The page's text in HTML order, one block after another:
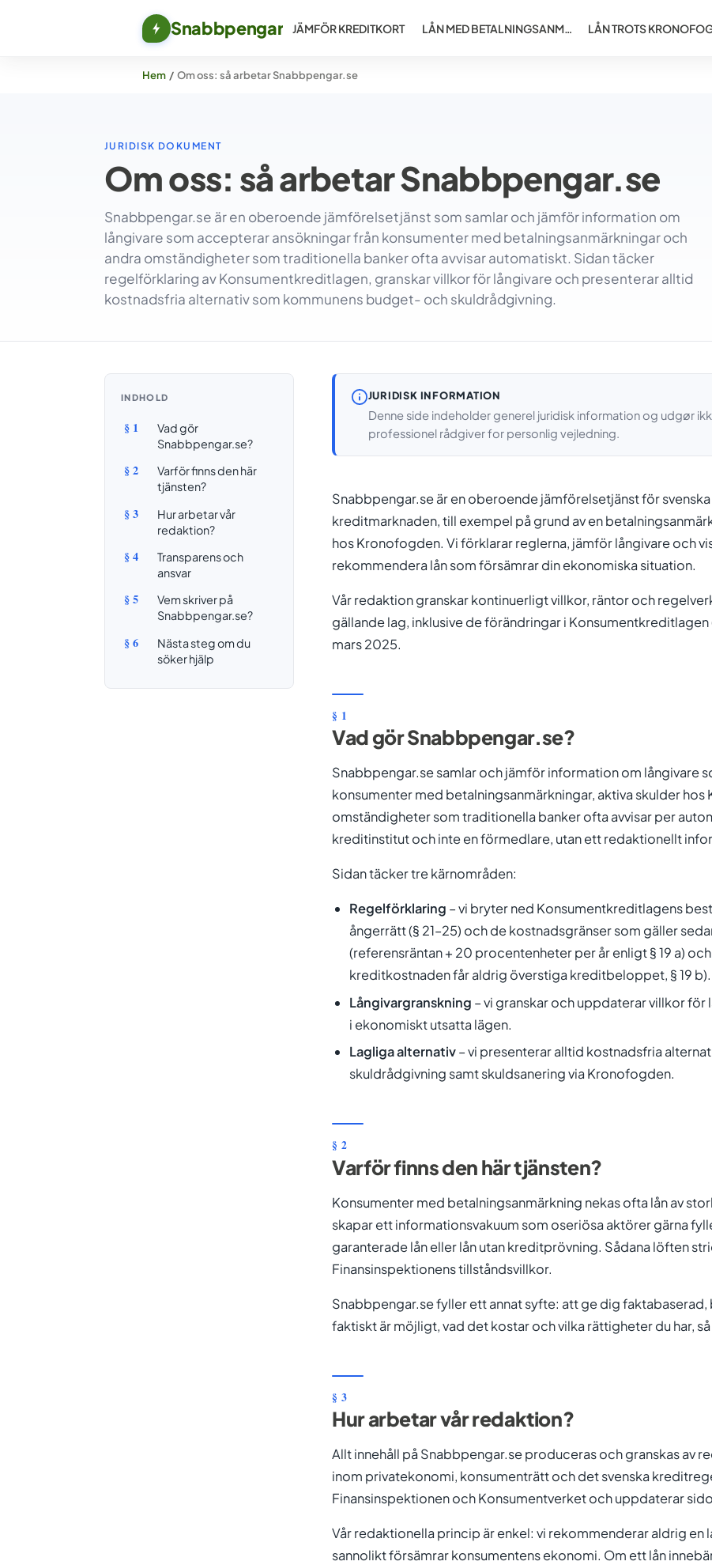
Snabbpengar JÄMFÖR KREDITKORT LÅN MED BETALNINGSANM… LÅN TROTS
Hem / Om oss: så arbetar Snabbpengar.se
JURIDISK DOKUMENT
Om oss: så arbetar Snabbpengar.se
Snabbpengar.se är en oberoende jämförelsetjänst som samlar och jämför information om
långivare som accepterar ansökningar från konsumenter med betalningsanmärkningar och
andra omständigheter som traditionella banker ofta avvisar automatiskt. Sidan täcker
regelförklaring av Konsumentkreditlagen, granskar villkor för långivare och presenterar alltid
kostnadsfria alternativ som kommunens budget- och skuldrådgivning.
INDHOLD
§ 1
Vad gör
Snabbpengar.se?
§ 2
Varför finns den här
tjänsten?
§ 3
Hur arbetar vår
redaktion?
§ 4
Transparens och
ansvar
§ 5
Vem skriver på
Snabbpengar.se?
§ 6
Nästa steg om du
söker hjälp
JURIDISK INFORMATION
Denne side indeholder generel juridisk information og udgør
professionel rådgiver for personlig vejledning.
Snabbpengar.se är en oberoende jämförelsetjänst för
kreditmarknaden, till exempel på grund av en
hos Kronofogden. Vi förklarar reglerna, jämför långivare och
rekommendera lån som försämrar din ekonomiska situation.
Vår redaktion granskar kontinuerligt villkor, räntor och
gällande lag, inklusive de förändringar i Konsumentkreditlagen
mars 2025.
Vad gör Snabbpengar.se?
Snabbpengar.se samlar och jämför information om långivare
konsumenter med betalningsanmärkningar, aktiva skulder
omständigheter som traditionella banker ofta avvisar per
kreditinstitut och inte en förmedlare, utan ett redaktionellt
Sidan täcker tre kärnområden:
Regelförklaring – vi bryter ned Konsumentkreditlagens
ångerrätt (§ 21–25) och de kostnadsgränser som gäller
(referensräntan + 20 procentenheter per år enligt § 19 a)
kreditkostnaden får aldrig överstiga kreditbeloppet, § 19 b).
Långivargranskning – vi granskar och uppdaterar villkor
i ekonomiskt utsatta lägen.
Lagliga alternativ– vi presenterar alltid kostnadsfria
skuldrådgivning samt skuldsanering via Kronofogden.
Varför finns den här tjänsten?
Konsumenter med betalningsanmärkning nekas ofta lån av
skapar ett informationsvakuum som oseriösa aktörer gärna
garanterade lån eller lån utan kreditprövning. Sådana löften
Finansinspektionens tillståndsvillkor.
Snabbpengar.se fyller ett annat syfte: att ge dig
faktiskt är möjligt, vad det kostar och vilka rättigheter du har,
Hur arbetar vår redaktion?
Allt innehåll på Snabbpengar.se produceras och granskas av
inom privatekonomi, konsumenträtt och det svenska
Finansinspektionen och Konsumentverket och uppdaterar
Vår redaktionella princip är enkel: vi rekommenderar aldrig
sannolikt försämrar konsumentens ekonomi. Om ett lån